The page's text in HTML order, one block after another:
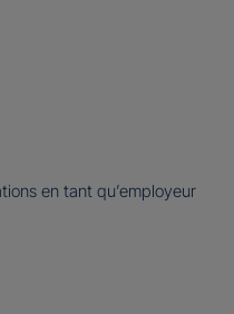
en tant qu’employeur